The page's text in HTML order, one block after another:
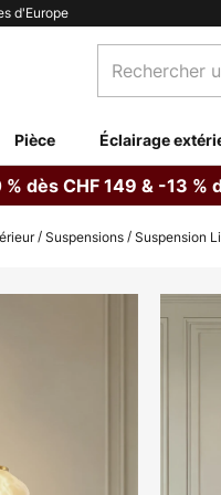
d'Europe
un
catégorie...
Pièce Éclairage
% dès CHF 149 & -13 %
Suspensions Suspension